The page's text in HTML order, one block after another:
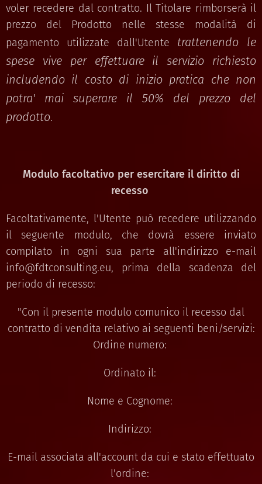
voler recedere dal contratto. Il Titolare rimborserà il
prezzo del Prodotto nelle stesse modalità di
pagamento utilizzate dall'Utente trattenendo le
spese vive per effettuare il servizio richiesto
includendo il costo di inizio pratica che non
potra' mai superare il 50% del prezzo del
prodotto.
Modulo facoltativo per esercitare il diritto di
recesso
Facoltativamente, l'Utente può recedere utilizzando
il seguente modulo, che dovrà essere inviato
compilato in ogni sua parte all'indirizzo e-mail
info@fdtconsulting.eu, prima della scadenza del
periodo di recesso:
"Con il presente modulo comunico il recesso dal
contratto di vendita relativo ai seguenti beni/servizi:
Ordine numero:
Ordinato il:
Nome e Cognome:
Indirizzo:
E-mail associata all'account da cui e stato effettuato
l'ordine: